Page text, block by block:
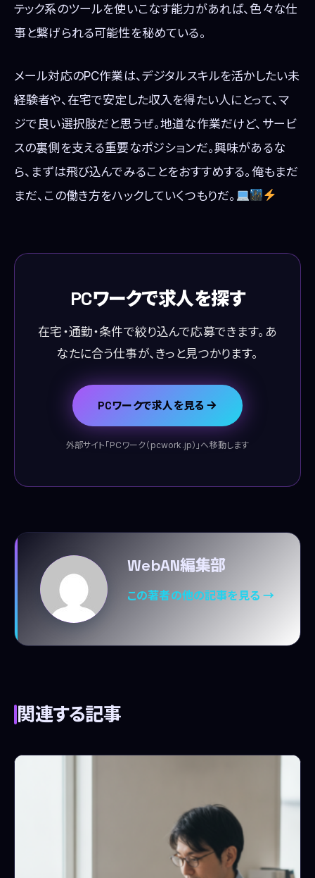
テック系のツールを使いこなす能力があれば、色々な仕
事と繋げられる可能性を秘めている。
メール対応のPC作業は、デジタルスキルを活かしたい未
経験者や、在宅で安定した収入を得たい人にとって、マ
ジで良い選択肢だと思うぜ。地道な作業だけど、サービ
スの裏側を支える重要なポジションだ。興味があるな
ら、まずは飛び込んでみることをおすすめする。俺もまだ
まだ、この働き方をハックしていくつもりだ。
PCワークで求人を探す
在宅・通勤・条件で絞り込んで応募できます。あ
なたに合う仕事が、きっと見つかります。
PCワークで求人を見る
外部サイト「PCワーク（pcwork.jp）」へ移動します
WebAN編集部
この著者の他の記事を見る →
関連する記事